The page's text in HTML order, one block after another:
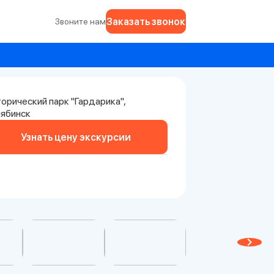
Звоните намЗаказать звонок
парк "Гардарика",
Узнать цену экскурсии